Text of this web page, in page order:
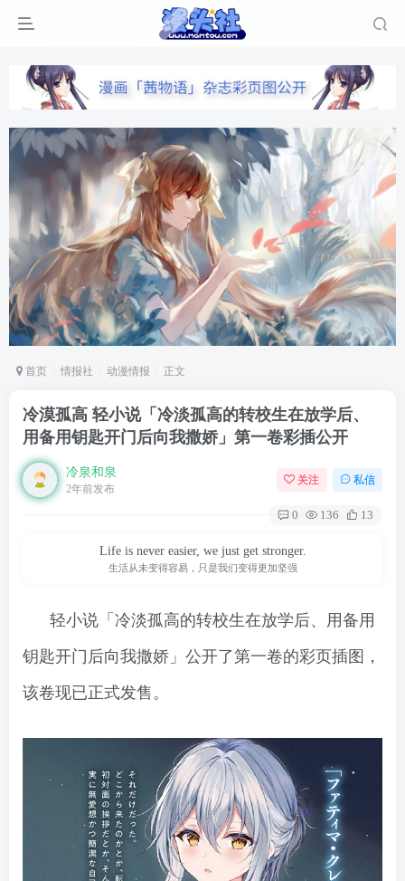
首页 情报社 动漫情报 正文
冷漠孤高 轻小说「冷淡孤高的转校生在放学后、
用备用钥匙开门后向我撒娇」第一卷彩插公开
冷泉和泉
2年前发布
关注 私信
0 136 13
Life is never easier, we just get stronger.
生活从未变得容易，只是我们变得更加坚强
轻小说「冷淡孤高的转校生在放学后、用备用
钥匙开门后向我撒娇」公开了第一卷的彩页插图，
该卷现已正式发售。